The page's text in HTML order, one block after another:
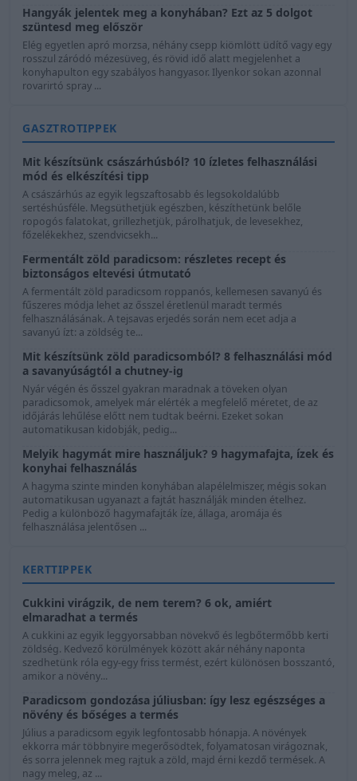
Hangyák jelentek meg a konyhában? Ezt az 5 dolgot
szüntesd meg először
Elég egyetlen apró morzsa, néhány csepp kiömlött üdítő vagy egy
rosszul záródó mézesüveg, és rövid idő alatt megjelenhet a
konyhapulton egy szabályos hangyasor. Ilyenkor sokan azonnal
rovarirtó spray ...
GASZTROTIPPEK
Mit készítsünk császárhúsból? 10 ízletes felhasználási
mód és elkészítési tipp
A császárhús az egyik legszaftosabb és legsokoldalúbb
sertéshúsféle. Megsüthetjük egészben, készíthetünk belőle
ropogós falatokat, grillezhetjük, párolhatjuk, de levesekhez,
főzelékekhez, szendvicsekh...
Fermentált zöld paradicsom: részletes recept és
biztonságos eltevési útmutató
A fermentált zöld paradicsom roppanós, kellemesen savanyú és
fűszeres módja lehet az ősszel éretlenül maradt termés
felhasználásának. A tejsavas erjedés során nem ecet adja a
savanyú ízt: a zöldség te...
Mit készítsünk zöld paradicsomból? 8 felhasználási mód
a savanyúságtól a chutney-ig
Nyár végén és ősszel gyakran maradnak a töveken olyan
paradicsomok, amelyek már elérték a megfelelő méretet, de az
időjárás lehűlése előtt nem tudtak beérni. Ezeket sokan
automatikusan kidobják, pedig...
Melyik hagymát mire használjuk? 9 hagymafajta, ízek és
konyhai felhasználás
A hagyma szinte minden konyhában alapélelmiszer, mégis sokan
automatikusan ugyanazt a fajtát használják minden ételhez.
Pedig a különböző hagymafajták íze, állaga, aromája és
felhasználása jelentősen ...
KERTTIPPEK
Cukkini virágzik, de nem terem? 6 ok, amiért
elmaradhat a termés
A cukkini az egyik leggyorsabban növekvő és legbőtermőbb kerti
zöldség. Kedvező körülmények között akár néhány naponta
szedhetünk róla egy-egy friss termést, ezért különösen bosszantó,
amikor a növény...
Paradicsom gondozása júliusban: így lesz egészséges a
növény és bőséges a termés
Július a paradicsom egyik legfontosabb hónapja. A növények
ekkorra már többnyire megerősödtek, folyamatosan virágoznak,
és sorra jelennek meg rajtuk a zöld, majd érni kezdő termések. A
nagy meleg, az ...